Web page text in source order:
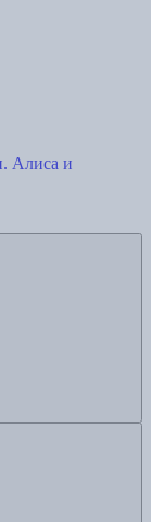
Алиса и